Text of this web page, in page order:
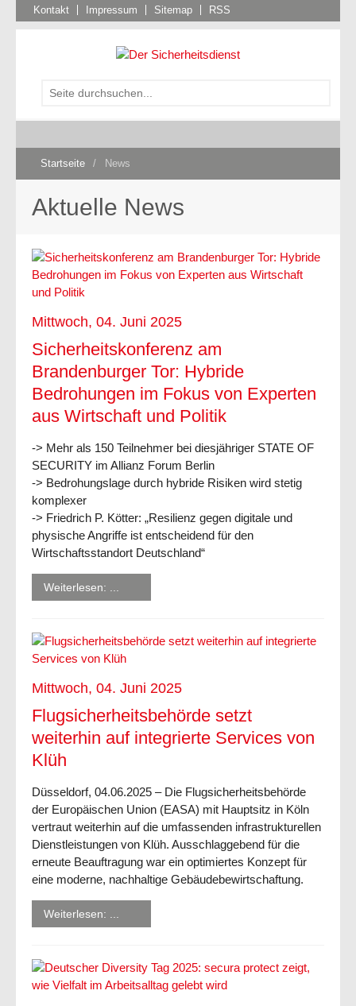
Kontakt Impressum Sitemap RSS
Startseite / News
Aktuelle News
Mittwoch, 04. Juni 2025
Sicherheitskonferenz am
Brandenburger Tor: Hybride
Bedrohungen im Fokus von Experten
aus Wirtschaft und Politik
-> Mehr als 150 Teilnehmer bei diesjähriger STATE OF
SECURITY im Allianz Forum Berlin
-> Bedrohungslage durch hybride Risiken wird stetig
komplexer
-> Friedrich P. Kötter: „Resilienz gegen digitale und
physische Angriffe ist entscheidend für den
Wirtschaftsstandort Deutschland“
Weiterlesen: ...
Mittwoch, 04. Juni 2025
Flugsicherheitsbehörde setzt
weiterhin auf integrierte Services von
Klüh
Düsseldorf, 04.06.2025 – Die Flugsicherheitsbehörde
der Europäischen Union (EASA) mit Hauptsitz in Köln
vertraut weiterhin auf die umfassenden infrastrukturellen
Dienstleistungen von Klüh. Ausschlaggebend für die
erneute Beauftragung war ein optimiertes Konzept für
eine moderne, nachhaltige Gebäudebewirtschaftung.
Weiterlesen: ...